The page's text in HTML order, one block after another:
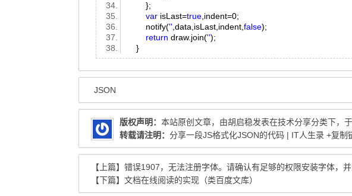
};
var isLast=true ,indent=0;
notify('' ,data,isLast,indent,false);
return draw.join('');
}
JSON
版权声明： 本站原创文章，由胡启稳发表在技术分享分类下，
转载请注明： 分享一段JS格式化JSON的代码 | IT人生录 +复制
【上篇】 错误1907，无法注册字体。请确认有足够的权限安装字体，
【下篇】 文档在线阅读的实现（类百度文库）